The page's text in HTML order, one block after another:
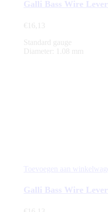
Galli Bass Wire
€
16,13
Standard gauge
Diameter: 1.08 mm
Toevoegen aan
Galli Bass Wire